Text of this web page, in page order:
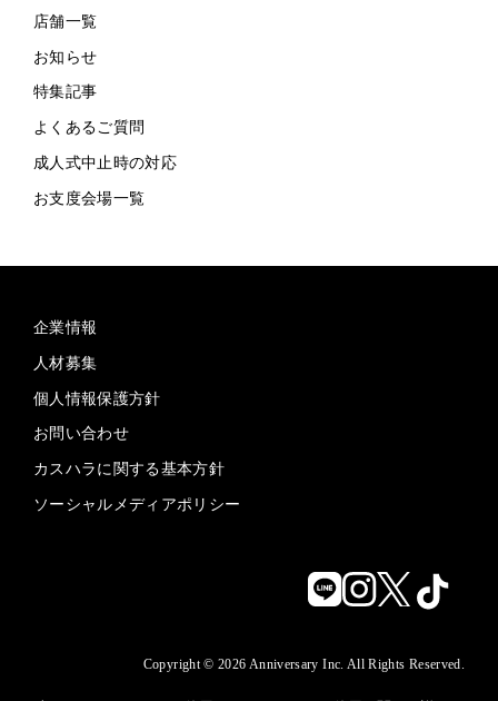
店舗一覧
お知らせ
特集記事
よくあるご質問
成人式中止時の対応
お支度会場一覧
企業情報
人材募集
個人情報保護方針
お問い合わせ
カスハラに関する基本方針
ソーシャルメディアポリシー
Copyright © 2026 Anniversary Inc. All Rights Reserved.